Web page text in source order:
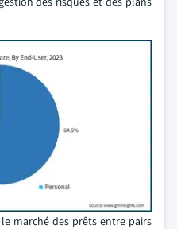
marché des prêts entre pairs